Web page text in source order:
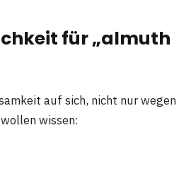
für „almuth
auf sich, nicht nur wegen
wollen wissen: